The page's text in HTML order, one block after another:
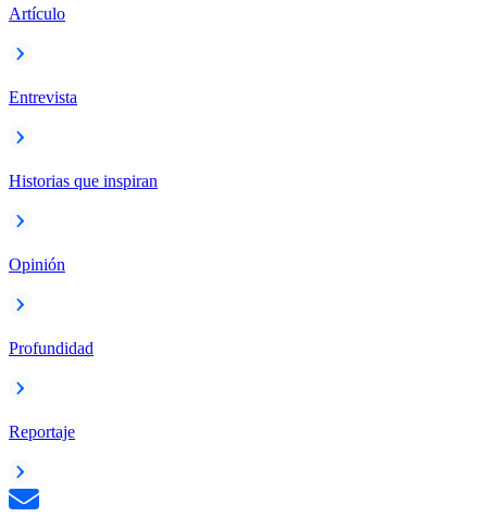
Artículo
Entrevista
Historias que inspiran
Opinión
Profundidad
Reportaje